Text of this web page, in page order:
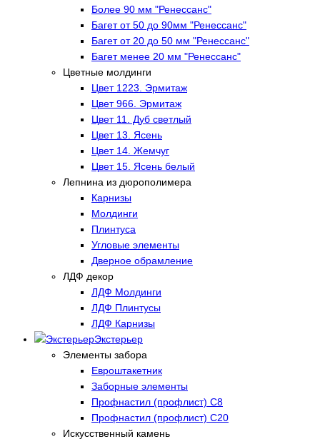
Более 90 мм "Ренессанс"
Багет от 50 до 90мм "Ренессанс"
Багет от 20 до 50 мм "Ренессанс"
Багет менее 20 мм "Ренессанс"
Цветные молдинги
Цвет 1223. Эрмитаж
Цвет 966. Эрмитаж
Цвет 11. Дуб светлый
Цвет 13. Ясень
Цвет 14. Жемчуг
Цвет 15. Ясень белый
Лепнина из дюрополимера
Карнизы
Молдинги
Плинтуса
Угловые элементы
Дверное обрамление
ЛДФ декор
ЛДФ Молдинги
ЛДФ Плинтусы
ЛДФ Карнизы
Экстерьер
Элементы забора
Евроштакетник
Заборные элементы
Профнастил (профлист) С8
Профнастил (профлист) С20
Искусственный камень